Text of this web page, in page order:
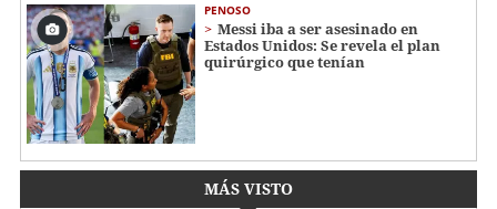
PENOSO
Messi iba a ser asesinado en
Estados Unidos: Se revela el plan
quirúrgico que tenían
MÁS VISTO